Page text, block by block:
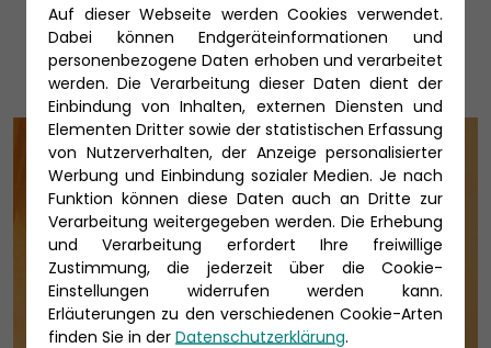
Unsere Reiseexperten
Auf dieser Webseite werden Cookies verwendet.
Dabei können Endgeräteinformationen und
personenbezogene Daten erhoben und verarbeitet
werden. Die Verarbeitung dieser Daten dient der
Einbindung von Inhalten, externen Diensten und
Elementen Dritter sowie der statistischen Erfassung
von Nutzerverhalten, der Anzeige personalisierter
Werbung und Einbindung sozialer Medien. Je nach
Funktion können diese Daten auch an Dritte zur
Verarbeitung weitergegeben werden. Die Erhebung
und Verarbeitung erfordert Ihre freiwillige
Zustimmung, die jederzeit über die Cookie-
Einstellungen widerrufen werden kann.
Erläuterungen zu den verschiedenen Cookie-Arten
finden Sie in der Datenschutzerklärung.